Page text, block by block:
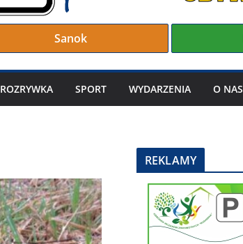
Sanok
ROZRYWKA SPORT WYDARZENIA O NAS
REKLAMY